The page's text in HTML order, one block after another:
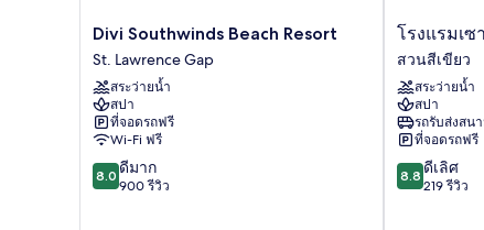
Divi
Southwinds
Beach
Resort
St.
Lawrence
Gap
Divi Southwinds Beach Resort
St. Lawrence Gap
สระว่ายน้ำ
สปา
ที่จอดรถฟรี
Wi-Fi ฟรี
8.0
จาก
8.0 ดีมาก
900 รีวิว
โรง
แรม
เซา
ท์
พอยท์
สวน
สี
เขียว
โรงแรมเ
สวนสีเขียว
สระว่ายน้ำ
สปา
รถรับส่งสน
ที่จอดรถฟรี
8.8
จาก
8.8 ดีเลิศ
219 รีวิว